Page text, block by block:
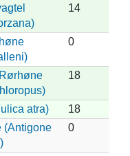
14
0
18
atra)
18
(Antigone
0